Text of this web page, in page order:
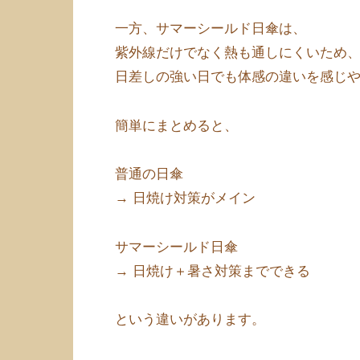
一方、サマーシールド日傘は、
紫外線だけでなく熱も通しにくいため、
日差しの強い日でも体感の違いを感じ
簡単にまとめると、
普通の日傘
→ 日焼け対策がメイン
サマーシールド日傘
→ 日焼け＋暑さ対策までできる
という違いがあります。